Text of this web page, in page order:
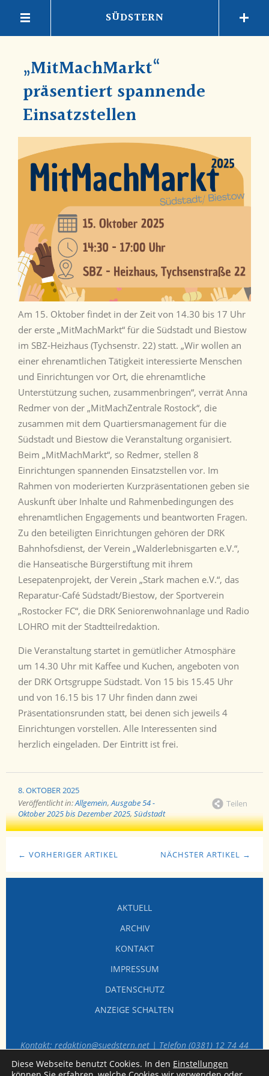
SÜDSTERN
„MitMachMarkt“
präsentiert spannende
Einsatzstellen
Am 15. Oktober findet in der Zeit von 14.30 bis 17 Uhr
der erste „MitMachMarkt“ für die Südstadt und Biestow
im SBZ-Heizhaus (Tychsenstr. 22) statt. „Wir wollen an
einer ehrenamtlichen Tätigkeit interessierte Menschen
und Einrichtungen vor Ort, die ehrenamtliche
Unterstützung suchen, zusammenbringen“, verrät Anna
Redmer von der „MitMachZentrale Rostock“, die
zusammen mit dem Quartiersmanagement für die
Südstadt und Biestow die Veranstaltung organisiert.
Beim „MitMachMarkt“, so Redmer, stellen 8
Einrichtungen spannenden Einsatzstellen vor. Im
Rahmen von moderierten Kurzpräsentationen geben sie
Auskunft über Inhalte und Rahmenbedingungen des
ehrenamtlichen Engagements und beantworten Fragen.
Zu den beteiligten Einrichtungen gehören der DRK
Bahnhofsdienst, der Verein „Walderlebnisgarten e.V.“,
die Hanseatische Bürgerstiftung mit ihrem
Lesepatenprojekt, der Verein „Stark machen e.V.“, das
Reparatur-Café Südstadt/Biestow, der Sportverein
„Rostocker FC“, die DRK Seniorenwohnanlage und Radio
LOHRO mit der Stadtteilredaktion.
Die Veranstaltung startet in gemütlicher Atmosphäre
um 14.30 Uhr mit Kaffee und Kuchen, angeboten von
der DRK Ortsgruppe Südstadt. Von 15 bis 15.45 Uhr
und von 16.15 bis 17 Uhr finden dann zwei
Präsentationsrunden statt, bei denen sich jeweils 4
Einrichtungen vorstellen. Alle Interessenten sind
herzlich eingeladen. Der Eintritt ist frei.
8. OKTOBER 2025
Veröffentlicht in:Allgemein,Ausgabe 54 -
Oktober 2025 bis Dezember 2025,Südstadt
Teilen
NÄCHSTER ARTIKEL →
← VORHERIGER ARTIKEL
AKTUELL
ARCHIV
KONTAKT
IMPRESSUM
DATENSCHUTZ
ANZEIGE SCHALTEN
Kontakt: redaktion@suedstern.net | Telefon (0381) 12 74 44
Diese Webseite benutzt Cookies. In den Einstellungen